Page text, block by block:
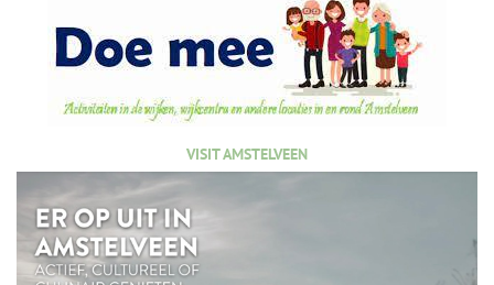
VISIT AMSTELVEEN